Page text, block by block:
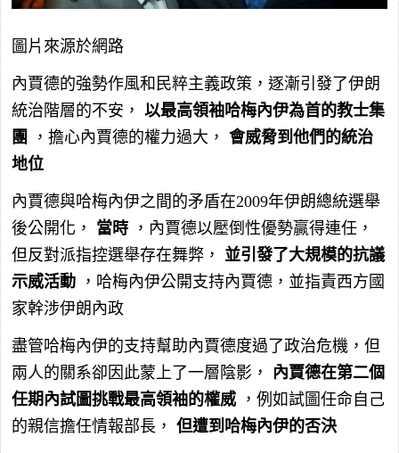
圖片來源於網路
內賈德的強勢作風和民粹主義政策，逐漸引發了伊朗
統治階層的不安， 以最高領袖哈梅內伊為首的教士集
團
，擔心內賈德的權力過大， 會威脅到他們的統治
地位
內賈德與哈梅內伊之間的矛盾在2009年伊朗總統選舉
後公開化， 當時 ，內賈德以壓倒性優勢贏得連任，
但反對派指控選舉存在舞弊， 並引發了大規模的抗議
示威活動 ，哈梅內伊公開支持內賈德，並指責西方國
家幹涉伊朗內政
盡管哈梅內伊的支持幫助內賈德度過了政治危機，但
兩人的關系卻因此蒙上了一層陰影， 內賈德在第二個
任期內試圖挑戰最高領袖的權威 ，例如試圖任命自己
的親信擔任情報部長， 但遭到哈梅內伊的否決